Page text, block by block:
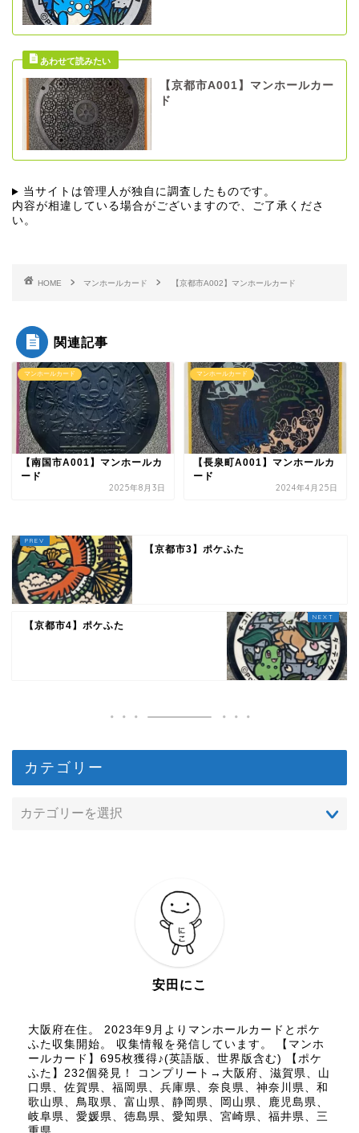
【京都市A001】マンホールカー
ド
当サイトは管理人が独自に調査したものです。
内容が相違している場合がございますので、ご了承くださ
い。
HOME マンホールカード 【京都市A002】マンホールカード
関連記事
マンホールカード
【南国市A001】マンホールカ
ード
2025年8月3日
マンホールカード
【長泉町A001】マンホールカ
ード
2024年4月25日
【京都市3】ポケふた
【京都市4】ポケふた
カテゴリー
安田にこ
大阪府在住。 2023年9月よりマンホールカードとポケ
ふた収集開始。 収集情報を発信しています。 【マンホ
ールカード】695枚獲得♪(英語版、世界版含む) 【ポケ
ふた】232個発見！ コンプリート→大阪府、滋賀県、山
口県、佐賀県、福岡県、兵庫県、奈良県、神奈川県、和
歌山県、鳥取県、富山県、静岡県、岡山県、鹿児島県、
岐阜県、愛媛県、徳島県、愛知県、宮崎県、福井県、三